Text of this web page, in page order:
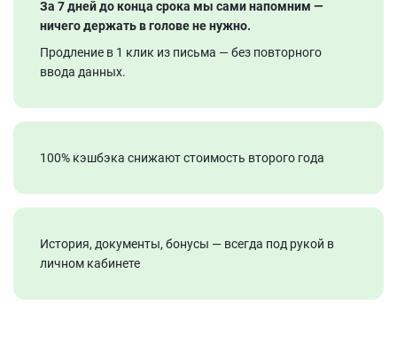
За 7 дней до конца срока мы сами напомним —
ничего держать в голове не нужно.
Продление в 1 клик из письма — без повторного
ввода данных.
100% кэшбэка снижают стоимость второго года
История, документы, бонусы — всегда под рукой в
личном кабинете